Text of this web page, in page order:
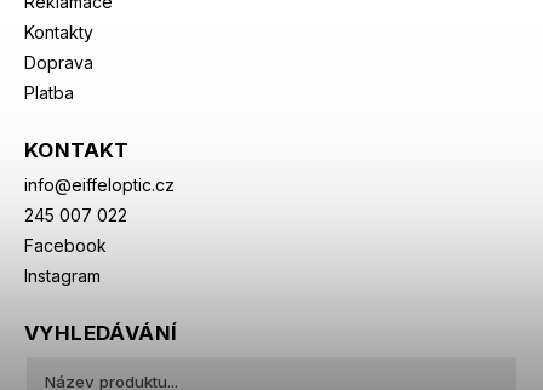
Kontakty
Doprava
Platba
KONTAKT
info@eiffeloptic.cz
245 007 022
Facebook
Instagram
VYHLEDÁVÁNÍ